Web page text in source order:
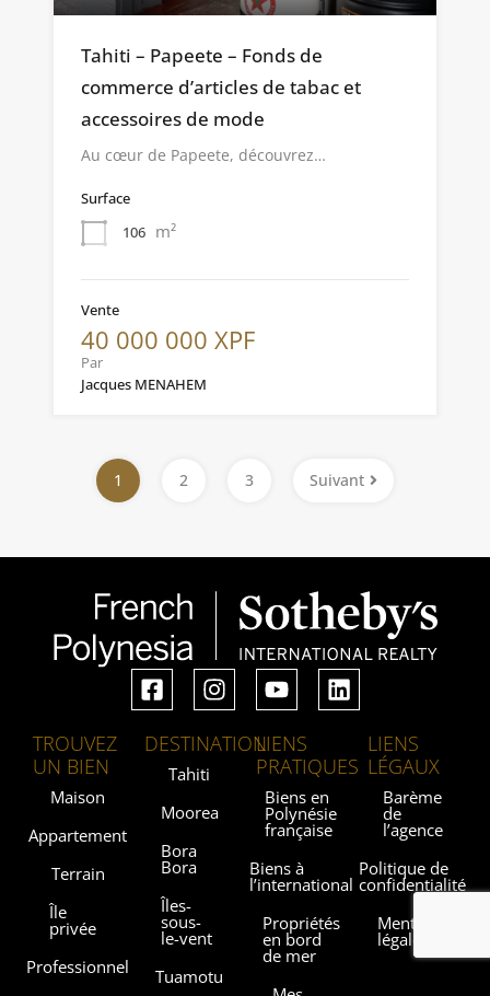
Tahiti – Papeete – Fonds de
commerce d’articles de tabac et
accessoires de mode
Au cœur de Papeete, découvrez…
Surface
106 m²
Vente
40 000 000 XPF
Par
Jacques MENAHEM
1 2 3 Suivant
TROUVEZ
UN BIEN
Maison
Appartement
Terrain
Île
privée
Professionnel
DESTINATION
Tahiti
Moorea
Bora
Bora
Îles-
sous-
le-vent
Tuamotu
LIENS
PRATIQUES
Biens en
Polynésie
française
Biens à
l’international
Propriétés
en bord
de mer
LIENS
LÉGAUX
Barème
de
l’agence
Politique de
confidentialité
Mentions
légales